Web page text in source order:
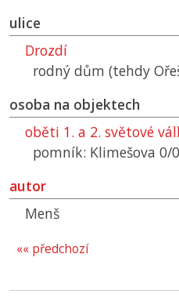
ulice
Drozdí
rodný dům (tehdy
osoba na objektech
oběti 1. a 2. světové
pomník: Klimešova 0/
autor
Menš
«« předchozí